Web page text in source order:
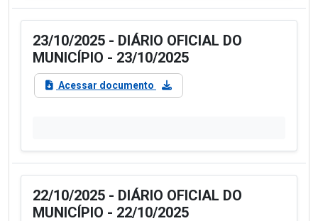
23/10/2025 - DIÁRIO OFICIAL DO
MUNICÍPIO - 23/10/2025
Acessar documento
22/10/2025 - DIÁRIO OFICIAL DO
MUNICÍPIO - 22/10/2025